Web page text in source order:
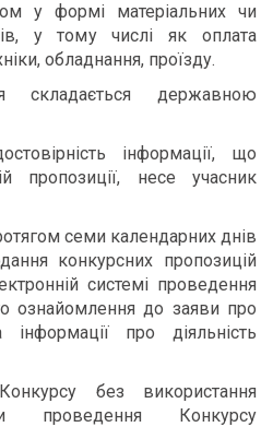
у формі матеріальних чи
у тому числі як оплата
обладнання, проїзду.
складається державною
інформації, що
пропозиції, несе учасник
семи календарних днів
конкурсних пропозицій
системі проведення
ознайомлення до заяви про
про діяльність
без використання
проведення Конкурсу